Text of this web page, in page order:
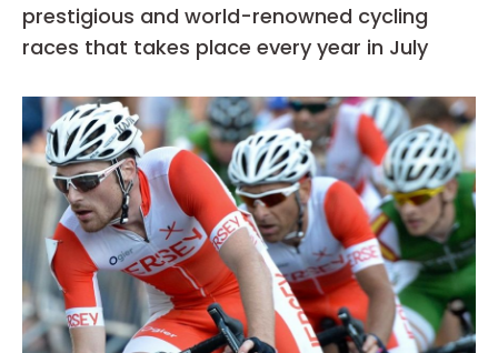
prestigious and world-renowned cycling
races that takes place every year in July